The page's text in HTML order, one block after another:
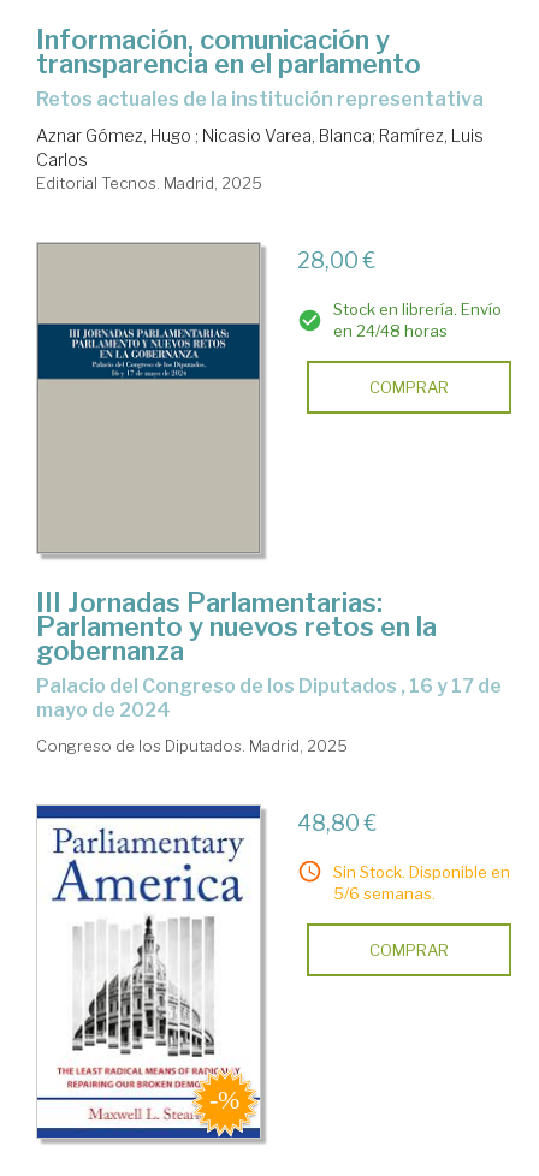
Información, comunicación y
transparencia en el parlamento
Retos actuales de la institución representativa
Aznar Gómez, Hugo ; Nicasio Varea, Blanca; Ramírez, Luis
Carlos
Editorial Tecnos. Madrid, 2025
28,00 €
Stock en librería. Envío
en 24/48 horas
COMPRAR
III Jornadas Parlamentarias:
Parlamento y nuevos retos en la
gobernanza
Palacio del Congreso de los Diputados , 16 y 17 de
mayo de 2024
Congreso de los Diputados. Madrid, 2025
48,80 €
Sin Stock. Disponible en
5/6 semanas.
COMPRAR